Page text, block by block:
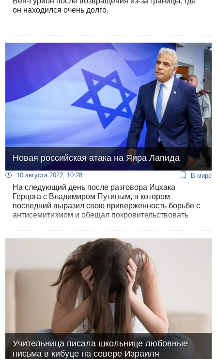
он находился очень долго.
Новая российская атака на Яира Лапида
10 августа 2022, 10:28 В мире
На следующий день после разговора Ицхака
Герцога с Владимиром Путиным, в котором
последний выразил свою приверженность борьбе с
антисемитизмом и обещал покровительствовать
резко высказало свое недовольство премьер-
министром Израиля.
Учительница писала школьнице любовные
письма в кибуце на севере Израиля